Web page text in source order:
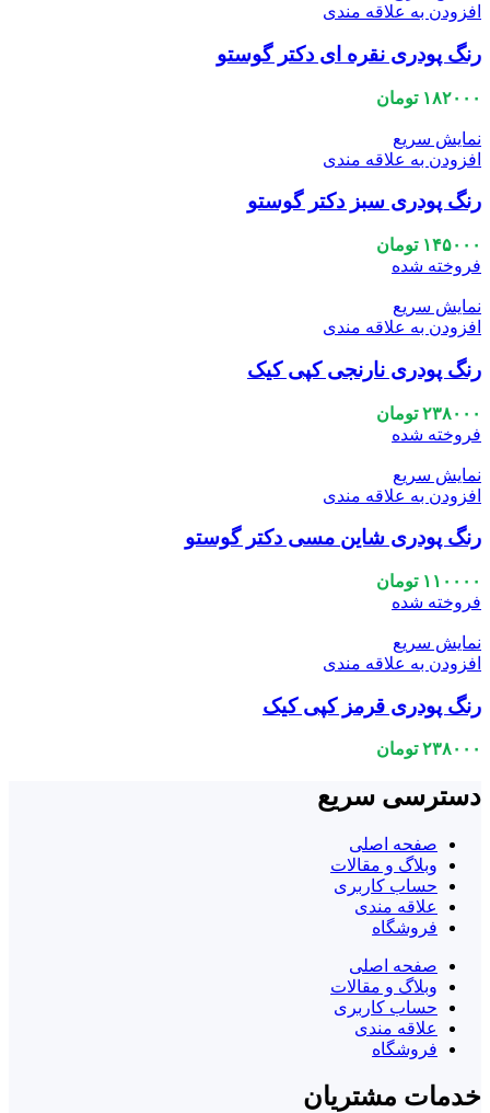
افزودن به علاقه مندی
رنگ پودری نقره ای دکتر گوستو
۱۸۲۰۰۰ تومان
نمایش سریع
افزودن به علاقه مندی
رنگ پودری سبز دکتر گوستو
۱۴۵۰۰۰ تومان
فروخته شده
نمایش سریع
افزودن به علاقه مندی
رنگ پودری نارنجی کپی کیک
۲۳۸۰۰۰ تومان
فروخته شده
نمایش سریع
افزودن به علاقه مندی
رنگ پودری شاین مسی دکتر گوستو
۱۱۰۰۰۰ تومان
فروخته شده
نمایش سریع
افزودن به علاقه مندی
رنگ پودری قرمز کپی کیک
۲۳۸۰۰۰ تومان
دسترسی سریع
صفحه اصلی
وبلاگ و مقالات
حساب کاربری
علاقه مندی
فروشگاه
صفحه اصلی
وبلاگ و مقالات
حساب کاربری
علاقه مندی
فروشگاه
خدمات مشتریان